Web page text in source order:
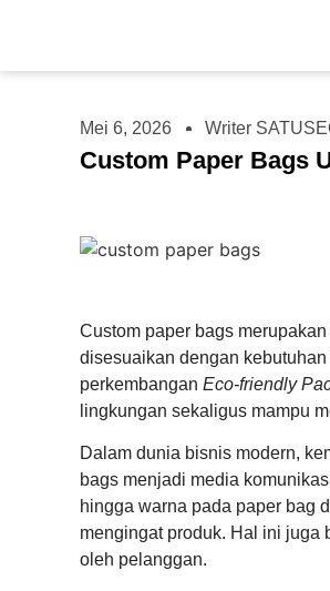
Mei 6, 2026 Writer
Custom Paper Bags
Custom paper bags
disesuaikan dengan
perkembangan Eco-friendly
lingkungan sekaligus mampu
Dalam dunia bisnis modern,
bags menjadi media
hingga warna pada paper bag
mengingat produk. Hal ini juga
oleh pelanggan.